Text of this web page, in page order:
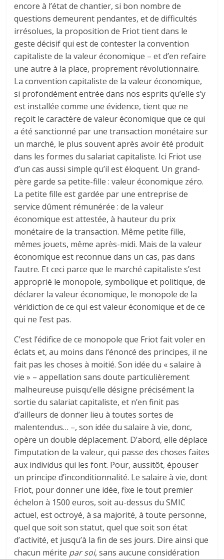
encore à l’état de chantier, si bon nombre de
questions demeurent pendantes, et de difficultés
irrésolues, la proposition de Friot tient dans le
geste décisif qui est de contester la convention
capitaliste de la valeur économique – et d’en refaire
une autre à la place, proprement révolutionnaire.
La convention capitaliste de la valeur économique,
si profondément entrée dans nos esprits qu’elle s’y
est installée comme une évidence, tient que ne
reçoit le caractère de valeur économique que ce qui
a été sanctionné par une transaction monétaire sur
un marché, le plus souvent après avoir été produit
dans les formes du salariat capitaliste. Ici Friot use
d’un cas aussi simple qu’il est éloquent. Un grand-
père garde sa petite-fille : valeur économique zéro.
La petite fille est gardée par une entreprise de
service dûment rémunérée : de la valeur
économique est attestée, à hauteur du prix
monétaire de la transaction. Même petite fille,
mêmes jouets, même après-midi. Mais de la valeur
économique est reconnue dans un cas, pas dans
l’autre. Et ceci parce que le marché capitaliste s’est
approprié le monopole, symbolique et politique, de
déclarer la valeur économique, le monopole de la
véridiction de ce qui est valeur économique et de ce
qui ne l’est pas.
C’est l’édifice de ce monopole que Friot fait voler en
éclats et, au moins dans l’énoncé des principes, il ne
fait pas les choses à moitié. Son idée du « salaire à
vie » – appellation sans doute particulièrement
malheureuse puisqu’elle désigne précisément la
sortie du salariat capitaliste, et n’en finit pas
d’ailleurs de donner lieu à toutes sortes de
malentendus… –, son idée du salaire à vie, donc,
opère un double déplacement. D’abord, elle déplace
l’imputation de la valeur, qui passe des choses faites
aux individus qui les font. Pour, aussitôt, épouser
un principe d’inconditionnalité. Le salaire à vie, dont
Friot, pour donner une idée, fixe le tout premier
échelon à 1500 euros, soit au-dessus du SMIC
actuel, est octroyé, à sa majorité, à toute personne,
quel que soit son statut, quel que soit son état
d’activité, et jusqu’à la fin de ses jours. Dire ainsi que
chacun mérite par soi, sans aucune considération